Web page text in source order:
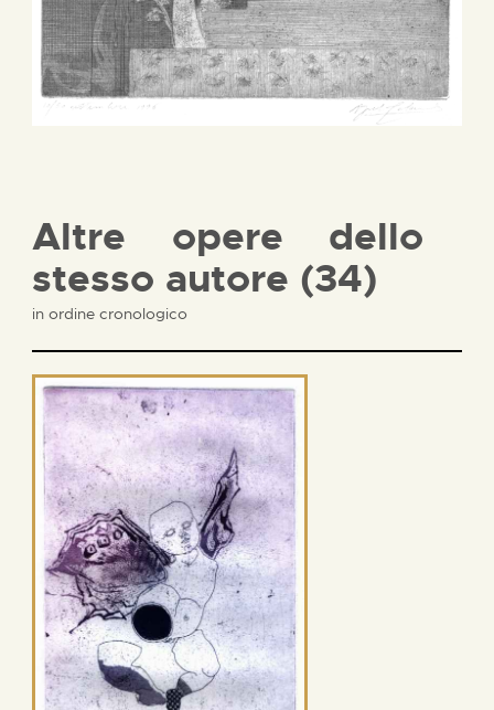
Altre opere dello
stesso autore (34)
in ordine cronologico